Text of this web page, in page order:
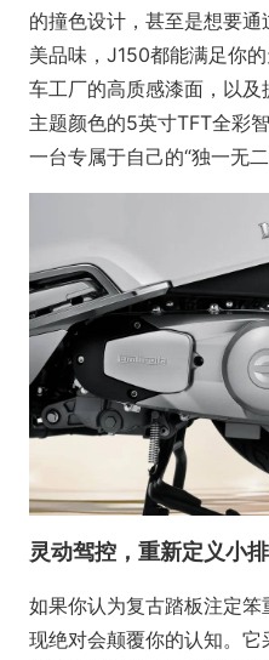
的撞色设计，甚至是想要
美品味，J150都能满足你
车工厂的高质感漆面，以
主题颜色的5英寸TFT全彩
一台专属于自己的“独一无二
灵动驾控，重新定义小
如果你认为复古踏板注定
现绝对会颠覆你的认知。